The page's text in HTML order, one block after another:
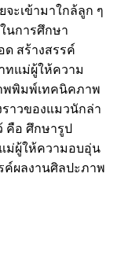
จะเข้ามาใกล้ลูก ๆ
นการศึกษา
ด สร้างสรรค์
ทแม่ผู้ให้ความ
พพิมพ์เทคนิคภาพ
าวของแมวนักล่า
คือ ศึกษารูป
ม่ผู้ให้ความอบอุ่น
ค์ผลงานศิลปะภาพ